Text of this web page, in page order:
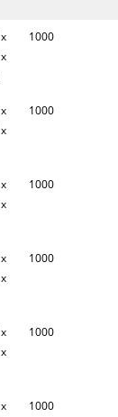
1000
1000
1000
1000
1000
1000